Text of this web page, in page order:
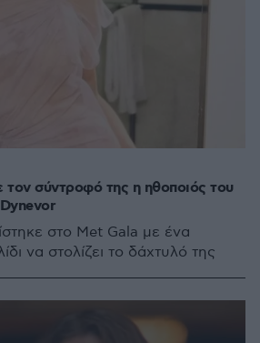
σύντροφό της η ηθοποιός του
στο Met Gala με ένα
να στολίζει το δάχτυλό της